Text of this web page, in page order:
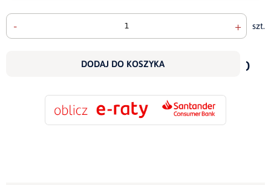
- + szt.
DODAJ DO KOSZYKA
do